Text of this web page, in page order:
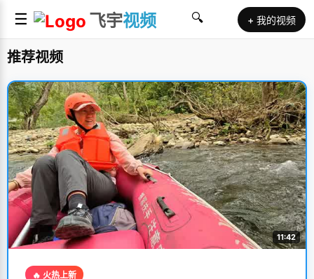
☰ 飞宇视频 🔍 + 我的视频
推荐视频
11:42
🔥 火热上新